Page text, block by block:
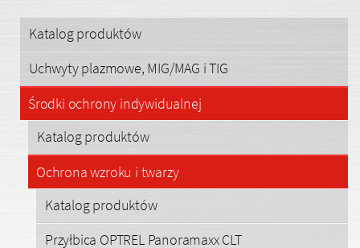
Katalog produktów
Uchwyty plazmowe, MIG/MAG i TIG
Środki ochrony indywidualnej
Katalog produktów
Ochrona wzroku i twarzy
Katalog produktów
Przyłbica OPTREL Panoramaxx CLT